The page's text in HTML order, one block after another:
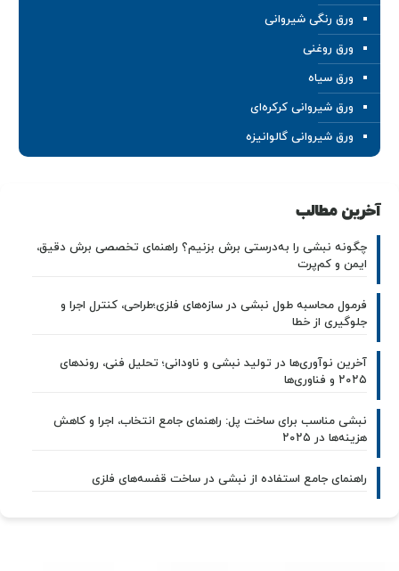
ورق رنگی شیروانی
ورق روغنی
ورق سیاه
ورق شیروانی کرکره‌ای
ورق شیروانی گالوانیزه
آخرین مطالب
چگونه نبشی را به‌درستی برش بزنیم؟ راهنمای تخصصی برش دقیق،
ایمن و کم‌پرت
فرمول محاسبه طول نبشی در سازه‌های فلزی؛طراحی، کنترل اجرا و
جلوگیری از خطا
آخرین نوآوری‌ها در تولید نبشی و ناودانی؛ تحلیل فنی، روندهای
۲۰۲۵ و فناوری‌ها
نبشی مناسب برای ساخت پل: راهنمای جامع انتخاب، اجرا و کاهش
هزینه‌ها در ۲۰۲۵
راهنمای جامع استفاده از نبشی در ساخت قفسه‌های فلزی